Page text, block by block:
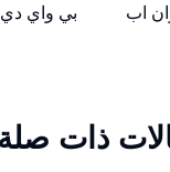
بي واي اب
ذات صلة